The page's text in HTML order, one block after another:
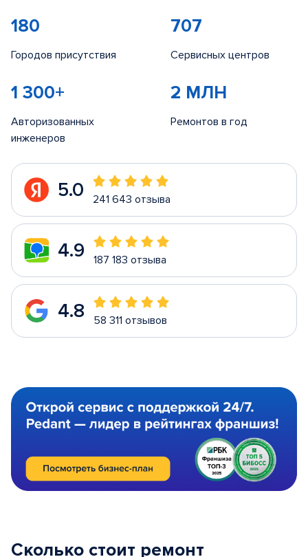
180
Городов присутствия
707
Сервисных центров
1 300+
Авторизованных
инженеров
2 МЛН
Ремонтов в год
5.0 241 643 отзыва
4.9 187 183 отзыва
4.8 58 311 отзывов
Сколько стоит ремонт